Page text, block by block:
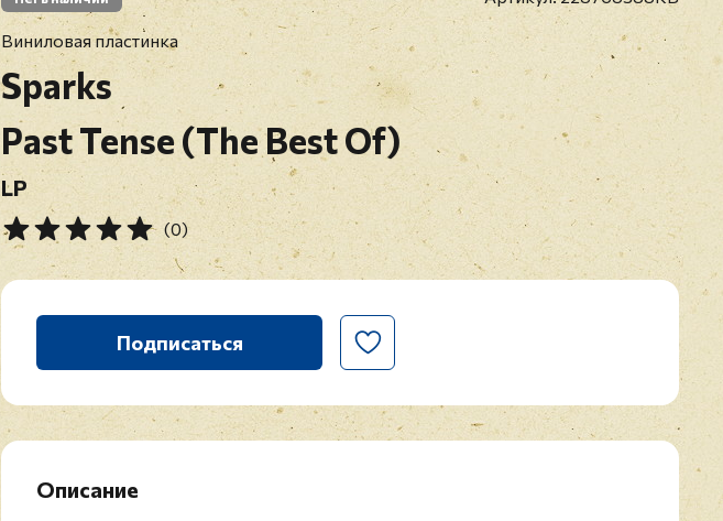
Виниловая пластинка
Sparks
Past Tense (The Best Of)
LP
(0)
Подписаться
Описание